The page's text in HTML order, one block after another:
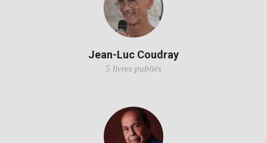
Jean-Luc Coudray
5 livres publiés